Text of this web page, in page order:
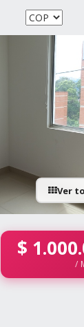
Ver
$
/